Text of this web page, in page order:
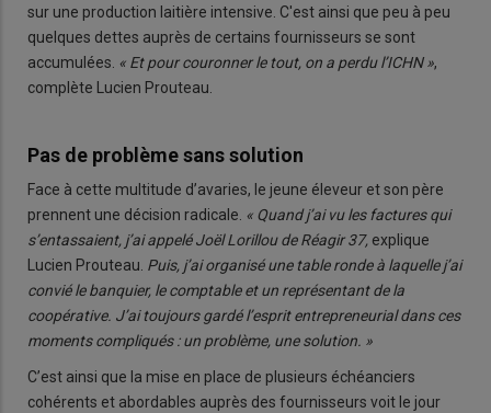
sur une production laitière intensive. C'est ainsi que peu à peu
quelques dettes auprès de certains fournisseurs se sont
accumulées. « Et pour couronner le tout, on a perdu l’ICHN »,
complète Lucien Prouteau.
Pas de problème sans solution
Face à cette multitude d’avaries, le jeune éleveur et son père
prennent une décision radicale. « Quand j’ai vu les factures qui
s’entassaient, j’ai appelé Joël Lorillou de Réagir 37, explique
Lucien Prouteau. Puis, j’ai organisé une table ronde à laquelle j’ai
convié le banquier, le comptable et un représentant de la
coopérative. J’ai toujours gardé l’esprit entrepreneurial dans ces
moments compliqués : un problème, une solution. »
C’est ainsi que la mise en place de plusieurs échéanciers
cohérents et abordables auprès des fournisseurs voit le jour